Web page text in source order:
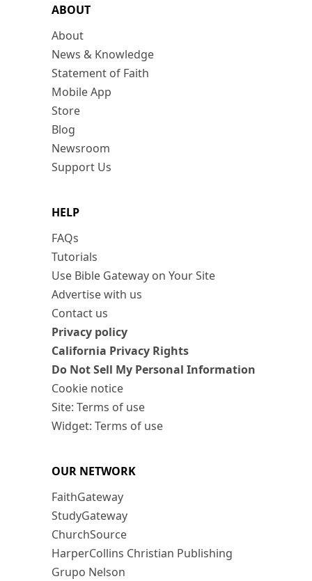
ABOUT
About
News & Knowledge
Statement of Faith
Mobile App
Store
Blog
Newsroom
Support Us
HELP
FAQs
Tutorials
Use Bible Gateway on Your Site
Advertise with us
Contact us
Privacy policy
California Privacy Rights
Do Not Sell My Personal Information
Cookie notice
Site: Terms of use
Widget: Terms of use
OUR NETWORK
FaithGateway
StudyGateway
ChurchSource
HarperCollins Christian Publishing
Grupo Nelson